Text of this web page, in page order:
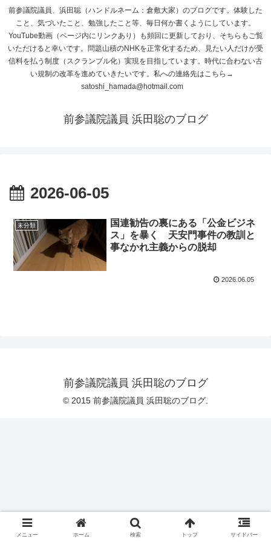
前参議院議員、浜田聡（ハンドルネーム：倉敷大家）のブログです。体験した
こと、気づいたこと、勉強したこと等、毎日何か書くようにしています。
YouTube動画（ページ内にリンクあり）も頻回に更新しており、そちらもご覧
いただけると幸いです。問題山積のNHKを正常化するため、見たい人だけが受
信料を払う制度（スクランブル化）実現を目指しています。時代に合わない古
い規制の改革を進めていきたいです。私への連絡先はこちら→
satoshi_hamada@hotmail.com
前参議院議員 浜田聡のブログ
2026-06-05
未分類
国連勧告の裏にある「公金ビジネ
ス」を暴く 天安門事件の教訓と
事なかれ主義からの脱却
2026.06.05
前参議院議員 浜田聡のブログ
© 2015 前参議院議員 浜田聡のブログ.
メニュー ホーム 検索 トップ サイドバー